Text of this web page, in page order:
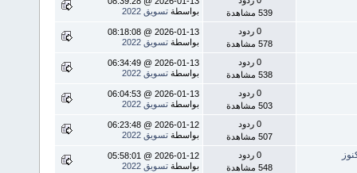
539 مشاهدة
بواسطة تسويق 2022
0 ردود
578 مشاهدة
2026-01-13 @ 08:18:08
بواسطة تسويق 2022
0 ردود
538 مشاهدة
2026-01-13 @ 06:34:49
بواسطة تسويق 2022
0 ردود
503 مشاهدة
2026-01-13 @ 06:04:53
بواسطة تسويق 2022
0 ردود
507 مشاهدة
2026-01-12 @ 06:23:48
بواسطة تسويق 2022
0 ردود
548 مشاهدة
2026-01-12 @ 05:58:01
بواسطة تسويق 2022